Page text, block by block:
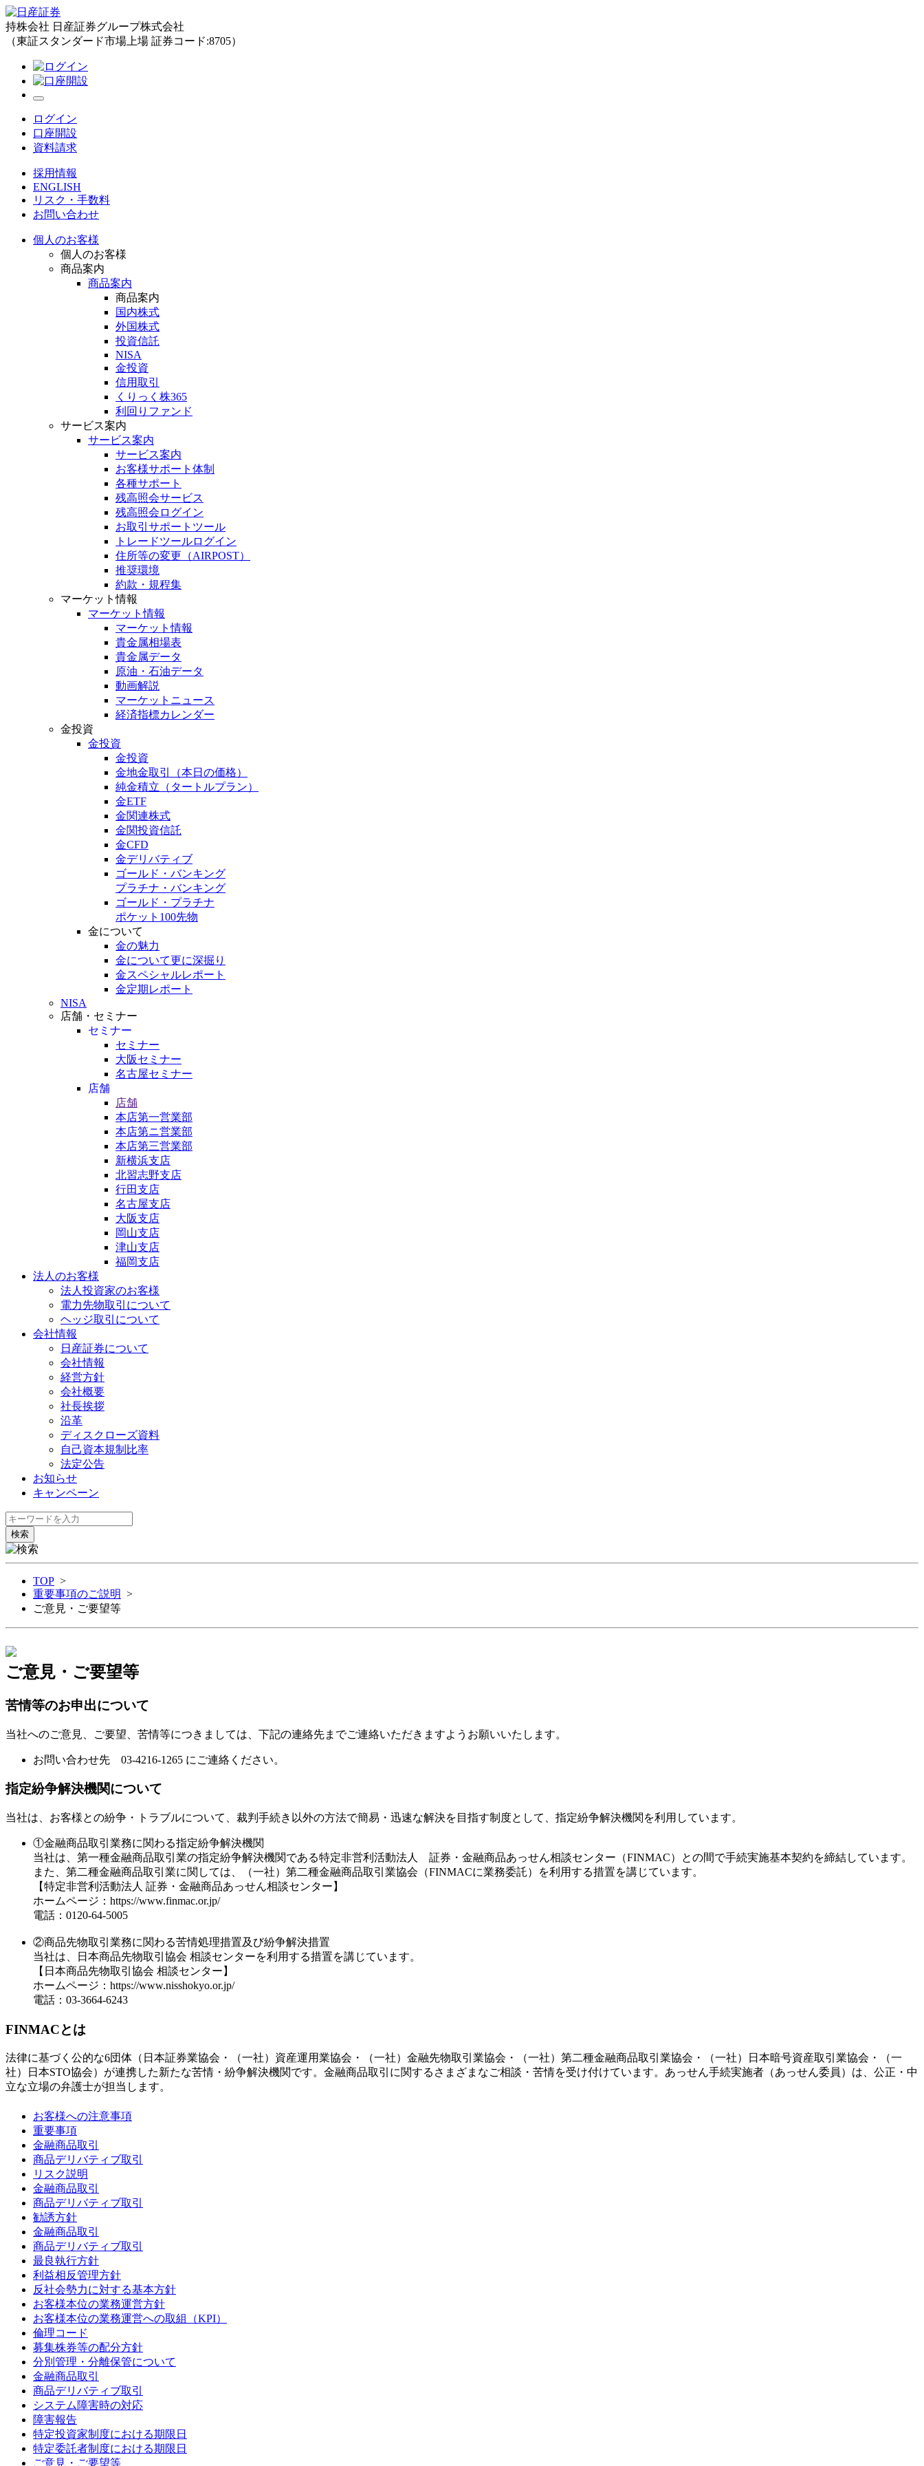
持株会社 日産証券グループ株式会社
（東証スタンダード市場上場 証券コード:8705）
ログイン
口座開設
資料請求
採用情報
ENGLISH
リスク・手数料
お問い合わせ
個人のお客様
個人のお客様
商品案内
商品案内
商品案内
国内株式
外国株式
投資信託
NISA
金投資
信用取引
くりっく株365
利回りファンド
サービス案内
サービス案内
サービス案内
お客様サポート体制
各種サポート
残高照会サービス
残高照会ログイン
お取引サポートツール
トレードツールログイン
住所等の変更（AIRPOST）
推奨環境
約款・規程集
マーケット情報
マーケット情報
マーケット情報
貴金属相場表
貴金属データ
原油・石油データ
動画解説
マーケットニュース
経済指標カレンダー
金投資
金投資
金投資
金地金取引
（本日の価格）
純金積立 （タートルプラン）
金ETF
金関連株式
金関投資信託
金CFD
金デリバティブ
ゴールド・バンキング
プラチナ・バンキング
ゴールド・プラチナ
ポケット100先物
金について
金の魅力
金について更に深掘り
金スペシャルレポート
金定期レポート
NISA
店舗・セミナー
セミナー
セミナー
大阪セミナー
名古屋セミナー
店舗
店舗
本店第一営業部
本店第ニ営業部
本店第三営業部
新横浜支店
北習志野支店
行田支店
名古屋支店
大阪支店
岡山支店
津山支店
福岡支店
法人のお客様
法人投資家のお客様
電力先物取引について
ヘッジ取引について
会社情報
日産証券について
会社情報
経営方針
会社概要
社長挨拶
沿革
ディスクローズ資料
自己資本規制比率
法定公告
お知らせ
キャンペーン
TOP >
重要事項のご説明 >
ご意見・ご要望等
ご意見・ご要望等
苦情等のお申出について
当社へのご意見、ご要望、苦情等につきましては、下記の連絡先までご連絡いただきますようお願いいたします。
お問い合わせ先 03-4216-1265 にご連絡ください。
指定紛争解決機関について
当社は、お客様との紛争・トラブルについて、裁判手続き以外の方法で簡易・迅速な解決を目指す制度として、指定紛争解決機関を利用しています。
①金融商品取引業務に関わる指定紛争解決機関
当社は、第一種金融商品取引業の指定紛争解決機関である特定非営利活動法人 証券・金融商品あっせん相談センター（FINMAC）との間で手続実施基本契約を締結しています。
また、第二種金融商品取引業に関しては、（一社）第二種金融商品取引業協会（FINMACに業務委託）を利用する措置を講じています。
【特定非営利活動法人 証券・金融商品あっせん相談センター】
ホームページ：https://www.finmac.or.jp/
電話：0120-64-5005
②商品先物取引業務に関わる苦情処理措置及び紛争解決措置
当社は、日本商品先物取引協会 相談センターを利用する措置を講じています。
【日本商品先物取引協会 相談センター】
ホームページ：https://www.nisshokyo.or.jp/
電話：03-3664-6243
FINMACとは
法律に基づく公的な6団体（日本証券業協会・（一社）資産運用業協会・（一社）金融先物取引業協会・（一社）第二種金融商品取引業協会・（一社）日本暗号資産取引業協会・（一
社）日本STO協会）が連携した新たな苦情・紛争解決機関です。金融商品取引に関するさまざまなご相談・苦情を受け付けています。あっせん手続実施者（あっせん委員）は、公正・中
立な立場の弁護士が担当します。
お客様への注意事項
重要事項
金融商品取引
商品デリバティブ取引
リスク説明
金融商品取引
商品デリバティブ取引
勧誘方針
金融商品取引
商品デリバティブ取引
最良執行方針
利益相反管理方針
反社会勢力に対する基本方針
お客様本位の業務運営方針
お客様本位の業務運営への取組（KPI）
倫理コード
募集株券等の配分方針
分別管理・分離保管について
金融商品取引
商品デリバティブ取引
システム障害時の対応
障害報告
特定投資家制度における期限日
特定委託者制度における期限日
ご意見・ご要望等